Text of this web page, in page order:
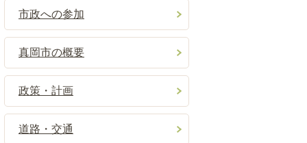
市政への参加
真岡市の概要
政策・計画
道路・交通